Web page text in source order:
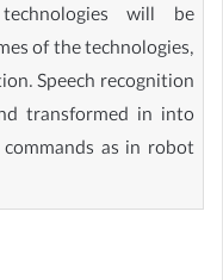
will be
of the technologies,
Speech recognition
transformed in into
as in robot